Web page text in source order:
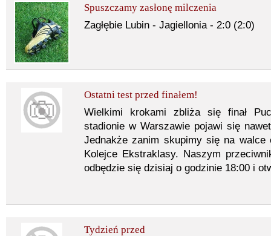
Spuszczamy zasłonę milczenia
Zagłębie Lubin - Jagiellonia - 2:0 (2:0)
Ostatni test przed finałem!
Wielkimi krokami zbliża się finał
stadionie w Warszawie pojawi się
Jednakże zanim skupimy się na
Kolejce Ekstraklasy. Naszym
odbędzie się dzisiaj o godzinie 18:00 i
Tydzień przed